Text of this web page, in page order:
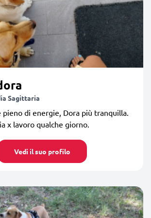
Sagittaria
pieno di energie, Dora più tranquilla.
x lavoro qualche giorno.
Vedi il suo profilo